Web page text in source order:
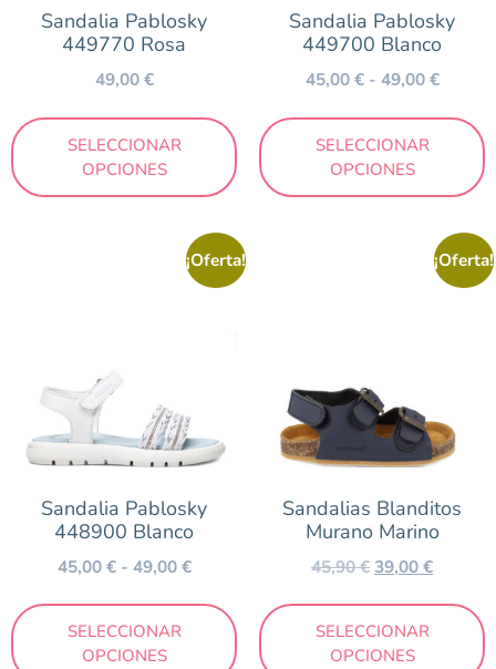
Sandalia Pablosky
449770 Rosa
49,00€
SELECCIONAR
OPCIONES
Sandalia Pablosky
449700 Blanco
45,00€ - 49,00€
SELECCIONAR
OPCIONES
¡Oferta!
Sandalia Pablosky
448900 Blanco
45,00€ - 49,00€
SELECCIONAR
OPCIONES
¡Oferta!
Sandalias Blanditos
Murano Marino
45,90€39,00€
SELECCIONAR
OPCIONES